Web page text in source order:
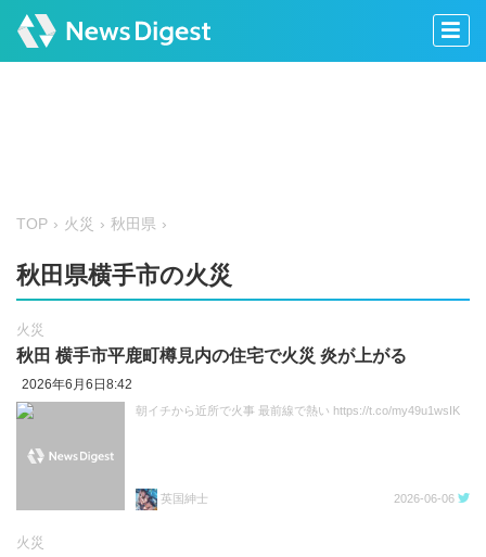
TOP 火災 秋田県
秋田県横手市の火災
火災
秋田 横手市平鹿町樽見内の住宅で火災 炎が上がる
2026年6月6日8:42
朝イチから近所で火事 最前線で熱い https://t.co/my49u1wsIK
英国紳士 2026-06-06
火災